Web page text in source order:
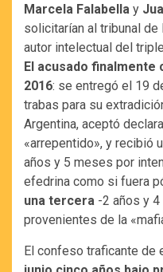
Marcela Falabella y
solicitarían al tribunal
autor intelectual del
El acusado
2016: se entregó el 19
trabas para su
Argentina, aceptó
«arrepentido», y recibió
años y 5 meses por
efedrina como si fuera
una tercera -2 años y
provenientes de la
El confeso traficante de